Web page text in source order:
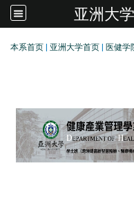
亚洲大
本系首页 亚洲大学首页 医健学